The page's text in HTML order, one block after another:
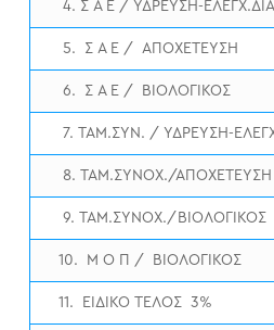
4. Σ Α Ε / ΥΔΡΕΥΣΗ-
5. Σ Α Ε / ΑΠΟΧΕΤΕΥΣΗ
6. Σ Α Ε / ΒΙΟΛΟΓΙΚΟΣ
7. ΤΑΜ.ΣΥΝ. / ΥΔΡΕΥΣΗ-
8. ΤΑΜ.ΣΥΝΟΧ./ΑΠΟΧΕΤΕΥΣΗ
9. ΤΑΜ.ΣΥΝΟΧ./ΒΙΟΛΟΓΙΚΟΣ
10. Μ Ο Π / ΒΙΟΛΟΓΙΚΟΣ
11. ΕΙΔΙΚΟ ΤΕΛΟΣ 3%